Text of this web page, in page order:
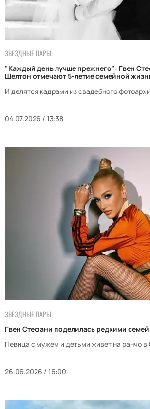
ЗВЕЗДНЫЕ ПАРЫ
"Каждый день лучше прежнего": Гвен
Шелтон отмечают 5-летие семейной
И делятся кадрами из свадебного
04.07.2026 / 13:38
ЗВЕЗДНЫЕ ПАРЫ
Гвен Стефани поделилась редкими
Певица с мужем и детьми живет на ранчо в
26.06.2026 / 16:00